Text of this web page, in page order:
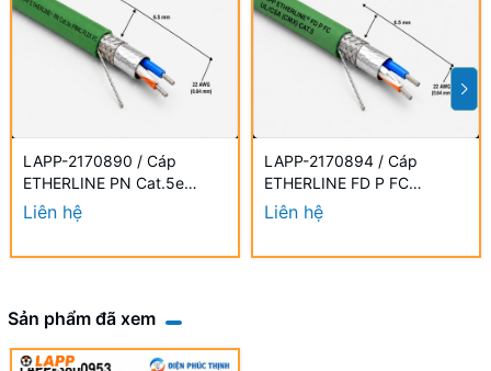
LAPP-2170890 / Cáp
ETHERLINE PN Cat.5e
FRNC FLEX FC 2x2x22 AWG
Liên hệ
LAPP-2170894 / Cáp
ETHERLINE FD P FC
UL/CSA CAT.5 2x2x22 AWG
Liên hệ
Sản phẩm đã xem